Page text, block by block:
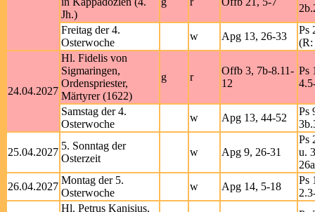
Jh.)
Freitag der 4.
Osterwoche
w Apg 13, 26-33
Ps
(R:
24.04.2027
Hl. Fidelis von
Sigmaringen,
Ordenspriester,
Märtyrer (1622)
g r
Offb 3, 7b-8.11-
12
Ps
Samstag der 4.
Osterwoche
w Apg 13, 44-52
Ps
25.04.2027
5. Sonntag der
Osterzeit
w Apg 9, 26-31
Ps
u.
26.04.2027
Montag der 5.
Osterwoche
w Apg 14, 5-18
Ps
Hl. Petrus Kanisius,